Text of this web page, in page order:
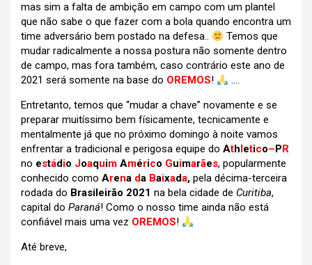
mas sim a falta de ambição em campo com um plantel
que não sabe o que fazer com a bola quando encontra um
time adversário bem postado na defesa..
Temos que
mudar radicalmente a nossa postura não somente dentro
de campo, mas fora também, caso contrário este ano de
2021 será somente na base do OREMOS!
….
Entretanto, temos que “mudar a chave” novamente e se
preparar muitíssimo bem físicamente, tecnicamente e
mentalmente já que no próximo domingo à noite vamos
enfrentar a tradicional e perigosa equipe do Athletico–PR
no estádio Joaquim Américo Guimarães, popularmente
conhecido como Arena da Baixada, pela décima-terceira
rodada do Brasileirão 2021 na bela cidade de Curitiba,
capital do Paraná! Como o nosso time ainda não está
confiável mais uma vez OREMOS!
Até breve,